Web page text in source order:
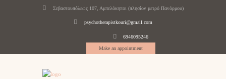
Σεβαστουπόλεως 107, Αμπελόκηποι (πλησίον μετρό Πανόρμου)
psychotherapistkouri@gmail.com
6946095246
Make an appointment